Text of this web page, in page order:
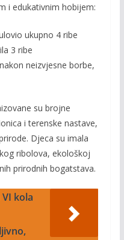
i edukativnim hobijem:
ukupno 4 ribe
3 ribe
neizvjesne borbe,
su brojne
i terenske nastave,
Djeca su imala
ribolova, ekološkoj
prirodnih bogatstava.
VI kola